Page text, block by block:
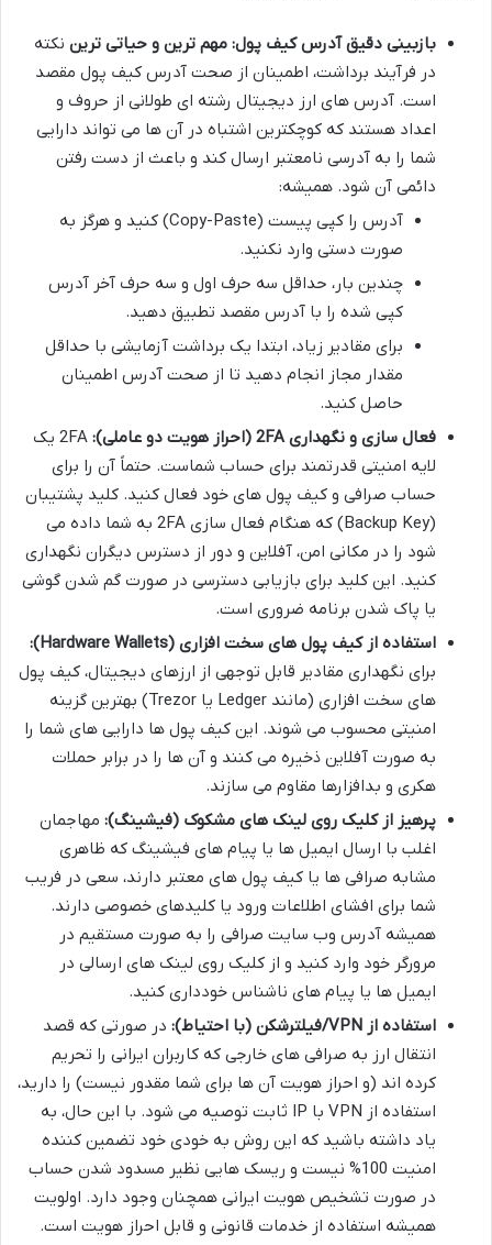
بازبینی دقیق آدرس کیف پول: مهم ترین و حیاتی ترین نکته
در فرآیند برداشت، اطمینان از صحت آدرس کیف پول مقصد
است. آدرس های ارز دیجیتال رشته ای طولانی از حروف و
اعداد هستند که کوچکترین اشتباه در آن ها می تواند دارایی
شما را به آدرسی نامعتبر ارسال کند و باعث از دست رفتن
دائمی آن شود. همیشه:
آدرس را کپی پیست (Copy-Paste) کنید و هرگز به
صورت دستی وارد نکنید.
چندین بار، حداقل سه حرف اول و سه حرف آخر آدرس
کپی شده را با آدرس مقصد تطبیق دهید.
برای مقادیر زیاد، ابتدا یک برداشت آزمایشی با حداقل
مقدار مجاز انجام دهید تا از صحت آدرس اطمینان
حاصل کنید.
فعال سازی و نگهداری 2FA (احراز هویت دو عاملی):
2FA یک
لایه امنیتی قدرتمند برای حساب شماست. حتماً آن را برای
حساب صرافی و کیف پول های خود فعال کنید. کلید پشتیبان
(Backup Key) که هنگام فعال سازی 2FA به شما داده می
شود را در مکانی امن، آفلاین و دور از دسترس دیگران نگهداری
کنید. این کلید برای بازیابی دسترسی در صورت گم شدن گوشی
یا پاک شدن برنامه ضروری است.
استفاده از کیف پول های سخت افزاری (Hardware Wallets):
برای نگهداری مقادیر قابل توجهی از ارزهای دیجیتال، کیف پول
های سخت افزاری (مانند Ledger یا Trezor) بهترین گزینه
امنیتی محسوب می شوند. این کیف پول ها دارایی های شما را
به صورت آفلاین ذخیره می کنند و آن ها را در برابر حملات
هکری و بدافزارها مقاوم می سازند.
پرهیز از کلیک روی لینک های مشکوک (فیشینگ): مهاجمان
اغلب با ارسال ایمیل ها یا پیام های فیشینگ که ظاهری
مشابه صرافی ها یا کیف پول های معتبر دارند، سعی در فریب
شما برای افشای اطلاعات ورود یا کلیدهای خصوصی دارند.
همیشه آدرس وب سایت صرافی را به صورت مستقیم در
مرورگر خود وارد کنید و از کلیک روی لینک های ارسالی در
ایمیل ها یا پیام های ناشناس خودداری کنید.
استفاده از VPN/فیلترشکن (با احتیاط):
در صورتی که قصد
انتقال ارز به صرافی های خارجی که کاربران ایرانی را تحریم
کرده اند (و احراز هویت آن ها برای شما مقدور نیست) را دارید،
استفاده از VPN با IP ثابت توصیه می شود. با این حال، به
یاد داشته باشید که این روش به خودی خود تضمین کننده
امنیت 100% نیست و ریسک هایی نظیر مسدود شدن حساب
در صورت تشخیص هویت ایرانی همچنان وجود دارد. اولویت
همیشه استفاده از خدمات قانونی و قابل احراز هویت است.